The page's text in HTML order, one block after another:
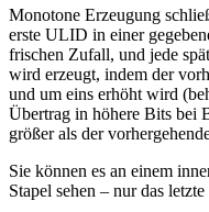
Monotone Erzeugung
erste ULID in einer
frischen Zufall, und jede
wird erzeugt, indem der
und um eins erhöht wird
Übertrag in höhere Bits bei
größer als der
Sie können es an einem
Stapel sehen – nur das